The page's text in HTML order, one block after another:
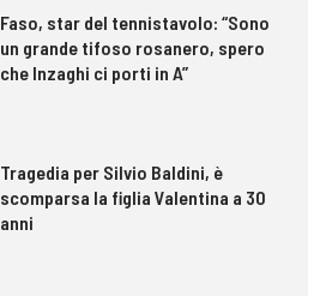
Faso, star del tennistavolo: “Sono
un grande tifoso rosanero, spero
che Inzaghi ci porti in A”
Tragedia per Silvio Baldini, è
scomparsa la figlia Valentina a 30
anni